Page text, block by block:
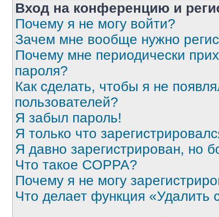
Вход на конференцию и
Почему я не могу войти?
Зачем мне вообще нужно
Почему мне периодически
пароля?
Как сделать, чтобы я не
пользователей?
Я забыл пароль!
Я только что
Я давно зарегистрирован, но
Что такое COPPA?
Почему я не могу
Что делает функция «Удалить